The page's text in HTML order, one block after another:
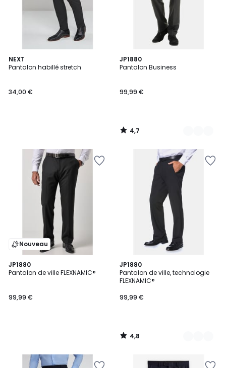
NEXT
Pantalon habillé stretch
34,00 €
JP1880
Pantalon Business
99,99 €
4,7
/ 5
3
Couleurs
4,7
/
Nouveau
JP1880
Pantalon de ville FLEXNAMIC®
99,99 €
JP1880
Pantalon de ville, technologie
FLEXNAMIC®
99,99 €
4,8
/ 5
3
Couleurs
4,8
/